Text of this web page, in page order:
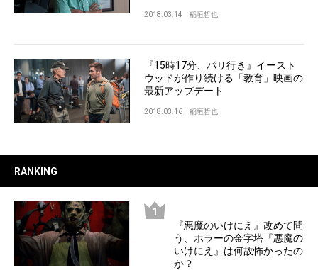
2018.03.14 稲垣哲也
『15時17分、パリ行き』イースト
ウッドが作り続ける「教育」映画の
最新アップデート
2018.03.16 稲垣哲也
RANKING
『悪魔のいけにえ』改めて問
う、ホラーの金字塔『悪魔の
いけにえ』は何故怖かったの
か？